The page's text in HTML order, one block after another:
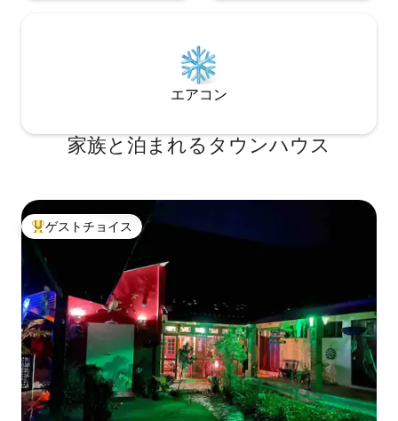
エアコン
家族と泊まれるタウンハウス
大好評のゲストチョイスです。
ゲストチョイス